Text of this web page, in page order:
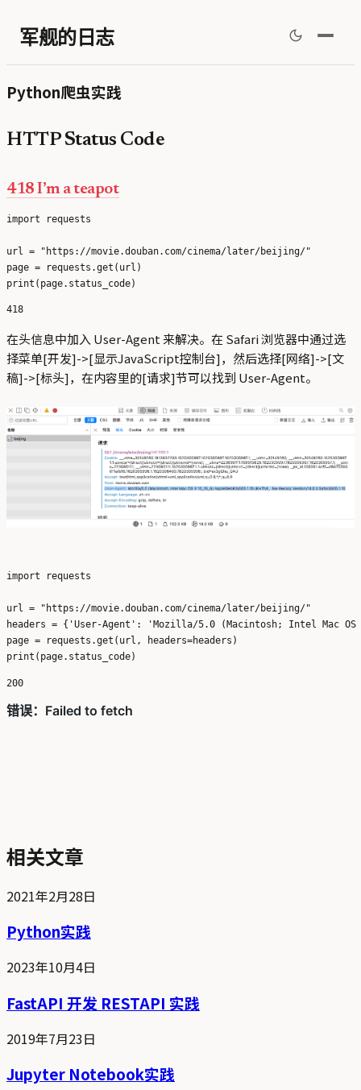
军舰的日志
Python爬虫实践
HTTP Status Code
418 I’m a teapot
import requests
url = "https://movie.douban.com/cinema/later/beijing/"
page = requests.get(url)
在头信息中加入 User-Agent 来解决。在 Safari 浏览器中通过选
择菜单[开发]->[显示JavaScript控制台]，然后选择[网络]->[文
稿]->[标头]，在内容里的[请求]节可以找到 User-Agent。
import requests
url = "https://movie.douban.com/cinema/later/beijing/"
headers = {'User-Agent': 'Mozilla/5.0 (Macintosh; Intel Mac OS
page = requests.get(url, headers=headers)
相关文章
2021年2月28日
Python实践
2023年10月4日
FastAPI 开发 RESTAPI 实践
2019年7月23日
Jupyter Notebook实践